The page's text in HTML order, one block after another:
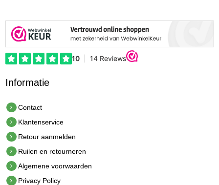
Informatie
Contact
Klantenservice
Retour aanmelden
Ruilen en retourneren
Algemene voorwaarden
Privacy Policy